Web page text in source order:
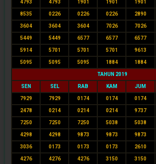
4793 4793 1901 1901 1901
8535 0226 0226 0226 2890
3604 3604 3604 7026 7026
5449 5449 6577 6577 6577
5914 5701 5701 5701 9613
5095 5095 5095 1884 1884
TAHUN 2019
SEN SEL RAB KAM JUM
7929 7929 0174 0174 0174
2478 0214 0214 0214 9737
7250 7250 7250 5038 5038
4298 4298 9873 9873 9873
3036 0173 0173 0173 2610
4276 4276 4276 3150 3150